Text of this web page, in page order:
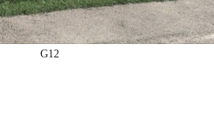
G12